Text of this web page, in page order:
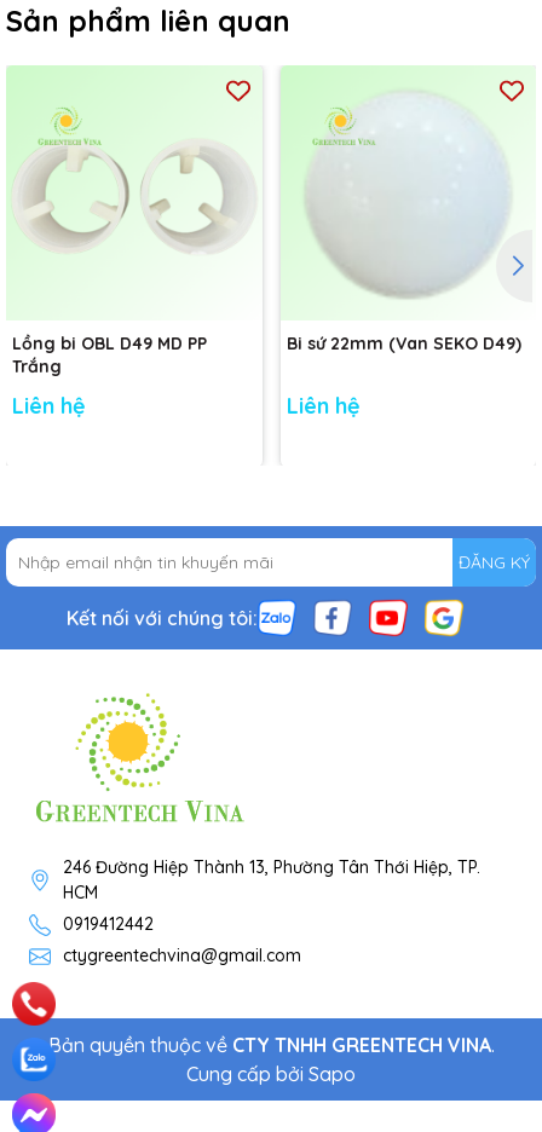
Sản phẩm liên quan
Lồng bi OBL D49 MD PP
Trắng
Liên hệ
Bi sứ 22mm (Van SEKO D49)
Liên hệ
ĐĂNG KÝ
Kết nối với chúng tôi:
246 Đường Hiệp Thành 13, Phường Tân Thới Hiệp, TP.
HCM
0919412442
ctygreentechvina@gmail.com
Bản quyền thuộc về CTY TNHH GREENTECH VINA.
Cung cấp bởi Sapo